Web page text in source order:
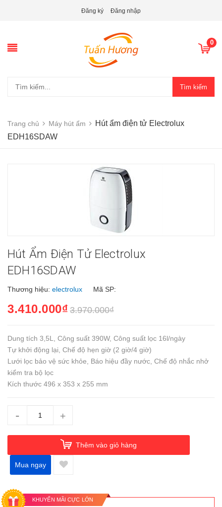
Đăng ký Đăng nhập
0
Tìm kiếm
Trang chủ Máy hút ẩm
Hút ẩm điện tử Electrolux
EDH16SDAW
Hút Ẩm Điện Tử Electrolux
EDH16SDAW
Thương hiệu: electrolux Mã SP:
3.410.000₫ 3.970.000₫
Dung tích 3,5L, Công suất 390W, Công suất lọc 16l/ngày
Tự khởi động lại, Chế độ hẹn giờ (2 giờ/4 giờ)
Lưới lọc bảo vệ sức khỏe, Báo hiệu đầy nước, Chế độ nhắc nhở
kiểm tra bộ lọc
Kích thước 496 x 353 x 255 mm
- +
Thêm vào giỏ hàng
Mua ngay
KHUYẾN MÃI CỰC LỚN